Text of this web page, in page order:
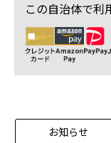
この自治体で利
お知らせ